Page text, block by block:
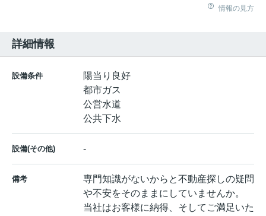
情報の見方
詳細情報
設備条件
陽当り良好
都市ガス
公営水道
公共下水
設備(その他) -
備考
専門知識がないからと不動産探しの疑問
や不安をそのままにしていませんか。
当社はお客様に納得、そしてご満足いた